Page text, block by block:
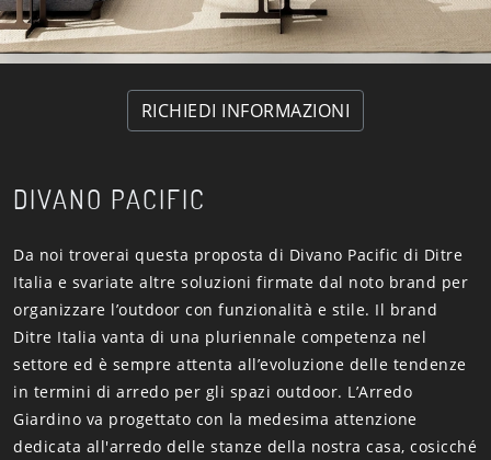
RICHIEDI INFORMAZIONI
DIVANO PACIFIC
Da noi troverai questa proposta di Divano Pacific di Ditre
Italia e svariate altre soluzioni firmate dal noto brand per
organizzare l’outdoor con funzionalità e stile. Il brand
Ditre Italia vanta di una pluriennale competenza nel
settore ed è sempre attenta all’evoluzione delle tendenze
in termini di arredo per gli spazi outdoor. L’Arredo
Giardino va progettato con la medesima attenzione
dedicata all'arredo delle stanze della nostra casa, cosicché